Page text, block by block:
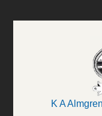
K A